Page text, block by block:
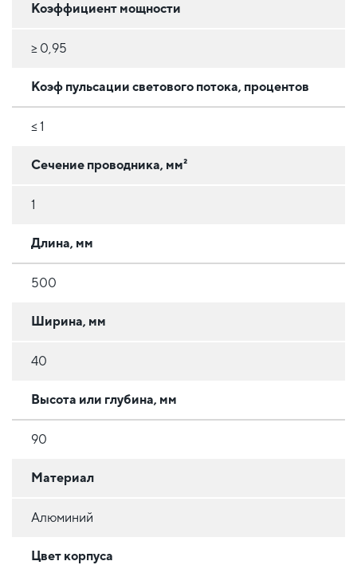
Коэффициент мощности
≥ 0,95
Коэф пульсации светового потока, процентов
≤ 1
Сечение проводника, мм²
1
Длина, мм
500
Ширина, мм
40
Высота или глубина, мм
90
Материал
Алюминий
Цвет корпуса